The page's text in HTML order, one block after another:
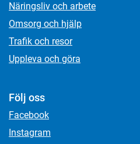
Näringsliv och arbete
Omsorg och hjälp
Trafik och resor
Uppleva och göra
Följ oss
Facebook
Instagram